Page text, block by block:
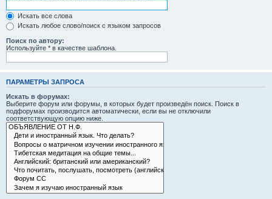
Искать все слова
Искать любое слово/поиск с языком запросов
Поиск по автору:
Используйте * в качестве шаблона.
ПАРАМЕТРЫ ЗАПРОСА
Искать в форумах:
Выберите форум или форумы, в которых будет произведён поиск. Поиск в
подфорумах производится автоматически, если вы не отключили
соответствующую опцию ниже.